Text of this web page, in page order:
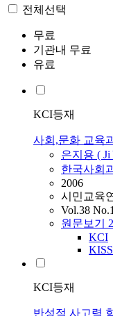
전체선택
무료
기관내 무료
유료
KCI등재
사회,문화 교육
은지용 ( Ji
한국사회
2006
시민교육
Vol.38
원문보기 2
KCI
KISS
KCI등재
반성적 사고력